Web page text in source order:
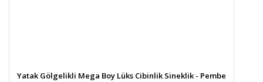
Yatak Gölgelikli Mega Boy Lüks Cibinlik Sineklik - Pembe